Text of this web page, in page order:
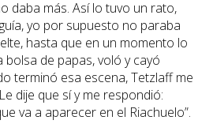
daba más. Así lo tuvo un rato,
yo por supuesto no paraba
hasta que en un momento lo
de papas, voló y cayó
terminó esa escena, Tetzlaff me
dije que sí y me respondió:
va a aparecer en el Riachuelo”.